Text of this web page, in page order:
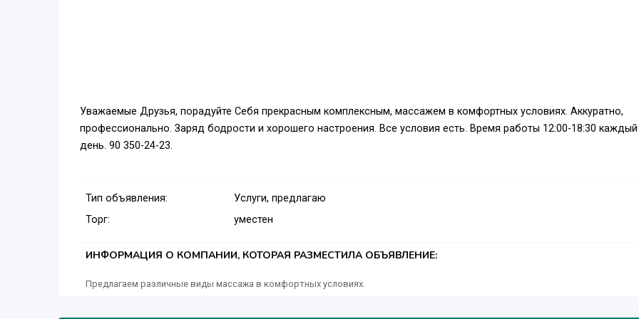
Уважаемые Друзья, порадуйте Себя прекрасным комплексным, массажем в комфортных условиях. Аккуратно,
профессионально. Заряд бодрости и хорошего настроения. Все условия есть. Время работы 12:00-18:30 каждый
день. 90 350-24-23.
Тип объявления:
Услуги, предлагаю
Торг:
уместен
ИНФОРМАЦИЯ О КОМПАНИИ, КОТОРАЯ РАЗМЕСТИЛА ОБЪЯВЛЕНИЕ:
Предлагаем различные виды массажа в комфортных условиях.